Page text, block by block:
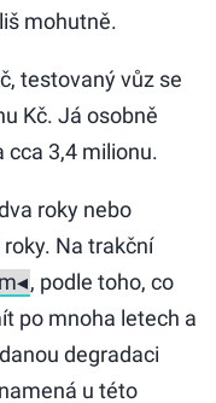
mohutně.
testovaný vůz se
Kč. Já osobně
cca 3,4 milionu.
roky nebo
Na trakční
, podle toho, co
po mnoha letech a
degradaci
u této